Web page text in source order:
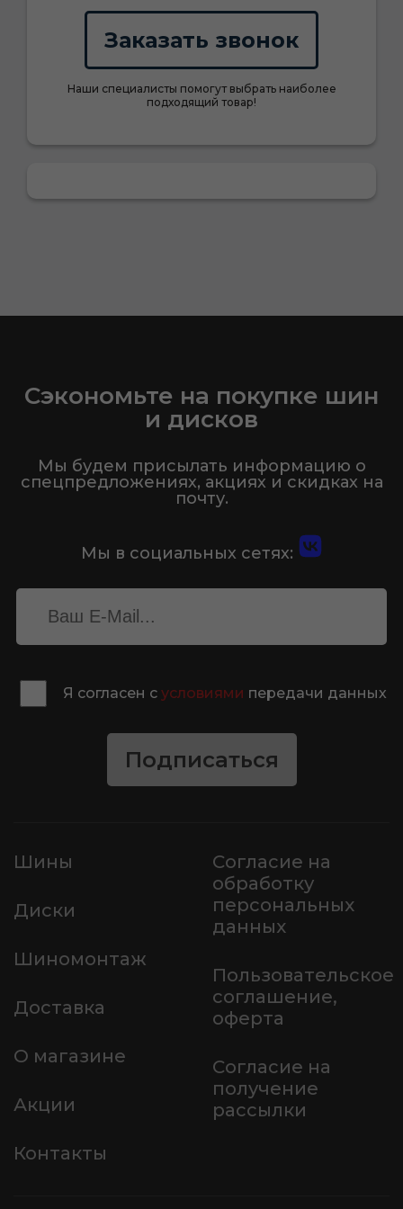
Заказать звонок
Наши специалисты помогут выбрать наиболее
подходящий товар!
Сэкономьте на покупке шин
и дисков
Мы будем присылать информацию о
спецпредложениях, акциях и скидках на
почту.
Мы в социальных сетях:
Я согласен с условиями передачи данных
Подписаться
Шины
Диски
Шиномонтаж
Доставка
О магазине
Акции
Контакты
Согласие на
обработку
персональных
данных
Пользовательское
соглашение,
оферта
Согласие на
получение
рассылки